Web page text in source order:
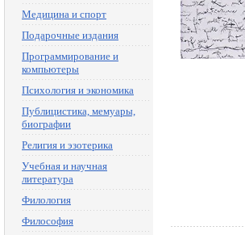
Медицина и спорт
Подарочные издания
Программирование и
компьютеры
Психология и экономика
Публицистика, мемуары,
биографии
Религия и эзотерика
Учебная и научная
литература
Филология
Философия